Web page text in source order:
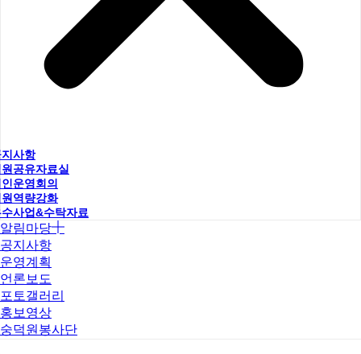
사항
공유자료실
운영회의
역량강화
사업&수탁자료
알림마당
공지사항
운영계획
언론보도
포토갤러리
홍보영상
숭덕원봉사단